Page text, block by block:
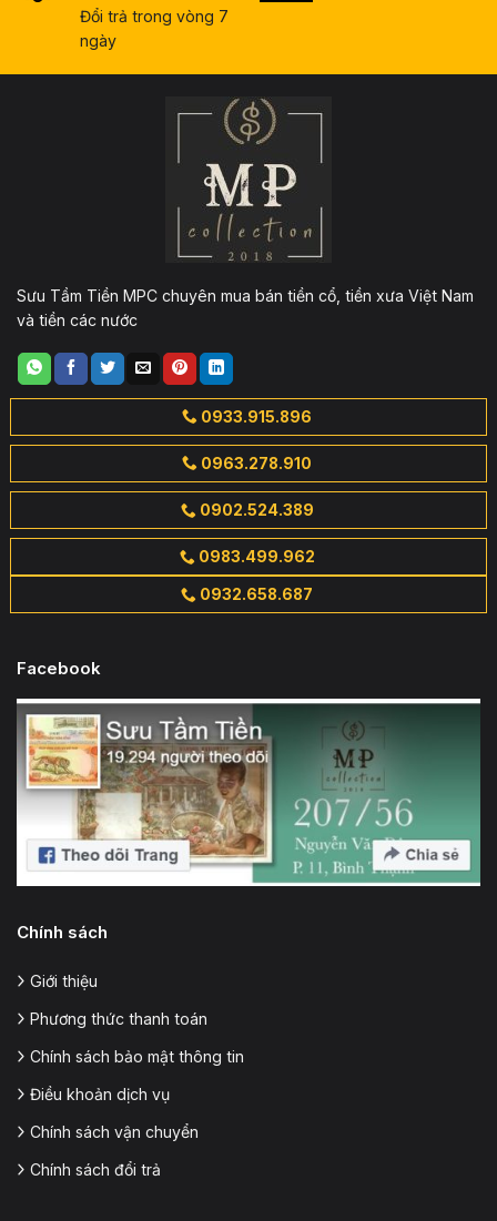
Đổi trả trong vòng 7
ngày
Sưu Tầm Tiền MPC chuyên mua bán tiền cổ, tiền xưa Việt Nam
và tiền các nước
0933.915.896
0963.278.910
0902.524.389
0983.499.962
0932.658.687
Facebook
Chính sách
Giới thiệu
Phương thức thanh toán
Chính sách bảo mật thông tin
Điều khoản dịch vụ
Chính sách vận chuyển
Chính sách đổi trả